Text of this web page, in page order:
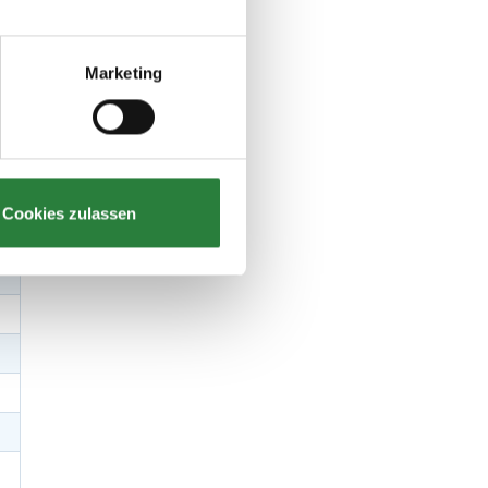
Marketing
Cookies zulassen